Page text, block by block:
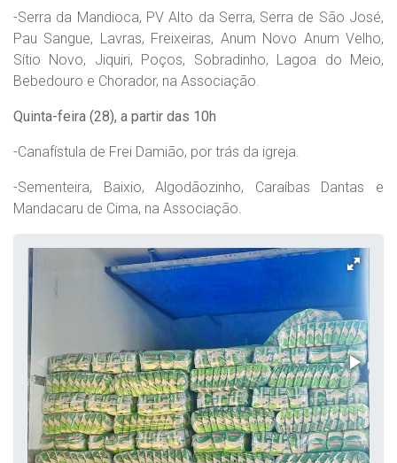
-Serra da Mandioca, PV Alto da Serra, Serra de São José,
Pau Sangue, Lavras, Freixeiras, Anum Novo Anum Velho,
Sítio Novo, Jiquiri, Poços, Sobradinho, Lagoa do Meio,
Bebedouro e Chorador, na Associação.
Quinta-feira (28), a partir das 10h
-Canafístula de Frei Damião, por trás da igreja.
-Sementeira, Baixio, Algodãozinho, Caraíbas Dantas e
Mandacaru de Cima, na Associação.